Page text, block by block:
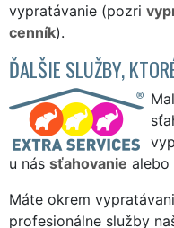
vypratávanie (pozri
cenník).
ĎALŠIE SLUŽBY,
u nás sťahovanie alebo
Máte okrem
profesionálne služby